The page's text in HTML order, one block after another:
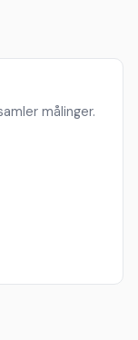
målinger.